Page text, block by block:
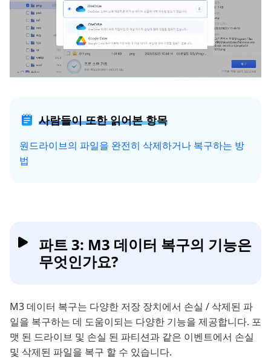
사람들이 또한 읽어본 항목
원드라이브의 파일을 완전히 삭제하거나 복구하는 방
법
파트 3: M3 데이터 복구의 기능은
무엇인가요?
M3 데이터 복구는 다양한 저장 장치에서 손실 / 삭제된 파
일을 복구하는 데 도움이되는 다양한 기능을 제공합니다. 포
맷 된 드라이브 및 손실 된 파티션과 같은 이벤트에서 손실
및 삭제된 파일을 복구 할 수 있습니다.